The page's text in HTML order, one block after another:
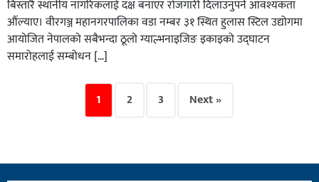
बिस्तारै स्थानीय नागरिकलाई दक्ष बनाएर रोजगारी दिलाउनुपर्ने आवश्यकता
औंल्याए। वीरगञ्ज महानगरपालिका वडा नम्बर ३१ स्थित हुलास स्टिल उद्योगमा
आयोजित नेपालको सबैभन्दा ठूलो ग्याल्भनाइजिङ इकाइको उद्घाटन
समारोहलाई सम्बोधन […]
1 2 3 Next »